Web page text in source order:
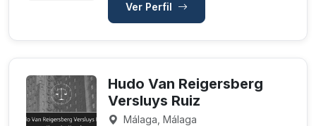
Ver Perfil
Hudo Van Reigersberg
Versluys Ruiz
Málaga, Málaga